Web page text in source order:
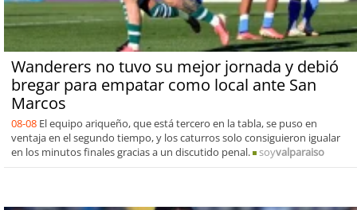
Wanderers no tuvo su mejor jornada y debió
bregar para empatar como local ante San
Marcos
08-08 El equipo ariqueño, que está tercero en la tabla, se puso en
ventaja en el segundo tiempo, y los caturros solo consiguieron igualar
en los minutos finales gracias a un discutido penal.
soyvalparaiso